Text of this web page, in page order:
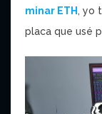
minar ETH , yo
placa que usé